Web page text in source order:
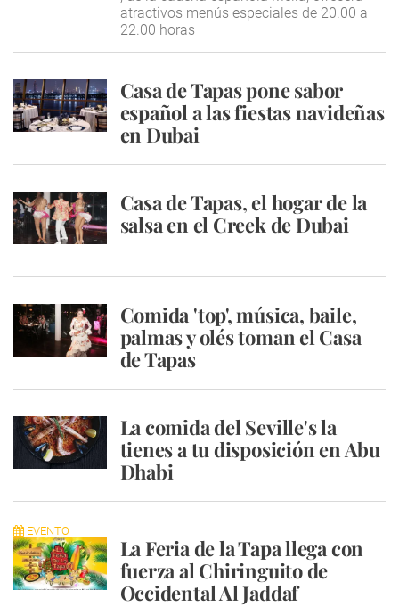
atractivos menús especiales de 20.00 a
22.00 horas
Casa de Tapas pone sabor
español a las fiestas navideñas
en Dubai
Casa de Tapas, el hogar de la
salsa en el Creek de Dubai
Comida 'top', música, baile,
palmas y olés toman el Casa
de Tapas
La comida del Seville's la
tienes a tu disposición en Abu
Dhabi
EVENTO
La Feria de la Tapa llega con
fuerza al Chiringuito de
Occidental Al Jaddaf